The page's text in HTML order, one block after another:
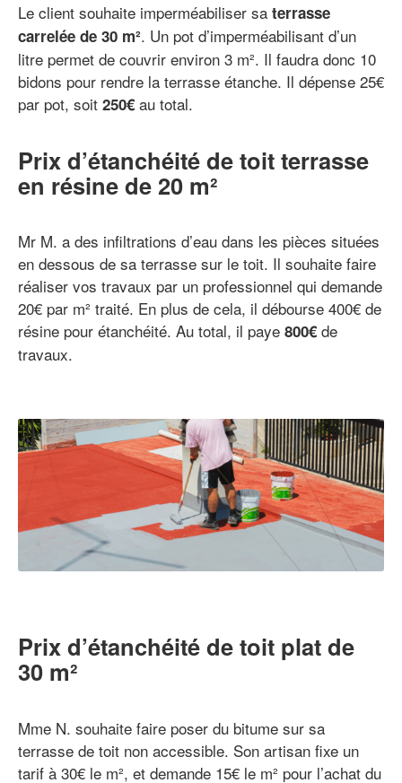
Le client souhaite imperméabiliser sa terrasse
carrelée de 30 m². Un pot d’imperméabilisant d’un
litre permet de couvrir environ 3 m². Il faudra donc 10
bidons pour rendre la terrasse étanche. Il dépense 25€
par pot, soit 250€ au total.
Prix d’étanchéité de toit terrasse
en résine de 20 m²
Mr M. a des infiltrations d’eau dans les pièces situées
en dessous de sa terrasse sur le toit. Il souhaite faire
réaliser vos travaux par un professionnel qui demande
20€ par m² traité. En plus de cela, il débourse 400€ de
résine pour étanchéité. Au total, il paye 800€ de
travaux.
Prix d’étanchéité de toit plat de
30 m²
Mme N. souhaite faire poser du bitume sur sa
terrasse de toit non accessible. Son artisan fixe un
tarif à 30€ le m², et demande 15€ le m² pour l’achat du